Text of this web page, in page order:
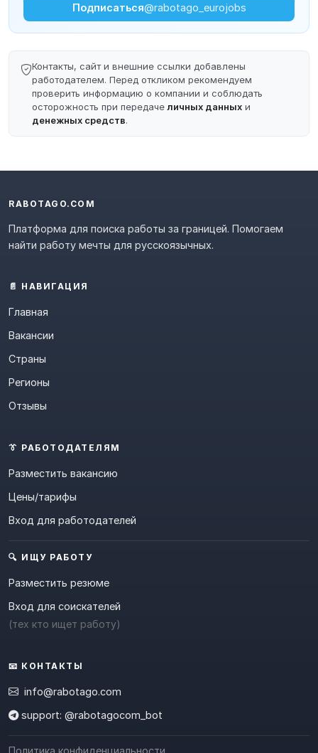
Подписаться@rabotago_eurojobs
Контакты, сайт и внешние ссылки добавлены
работодателем. Перед откликом рекомендуем
проверить информацию о компании и соблюдать
осторожность при передачеличных данных и
денежных средств.
RABOTAGO.COM
Платформа для поиска работы за границей. Помогаем
найти работу мечты для русскоязычных.
📄 НАВИГАЦИЯ
Главная
Вакансии
Страны
Регионы
Отзывы
👔 РАБОТОДАТЕЛЯМ
Разместить вакансию
Цены/тарифы
Вход для работодателей
🔍 ИЩУ РАБОТУ
Разместить резюме
Вход для соискателей
(тех кто ищет работу)
📧 КОНТАКТЫ
info@rabotago.com
support: @rabotagocom_bot